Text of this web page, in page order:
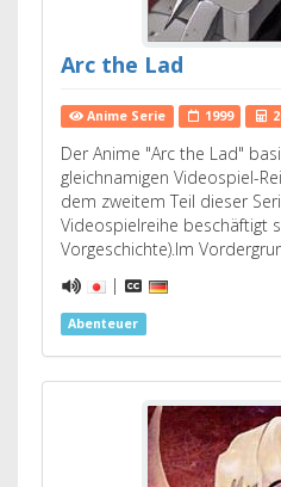
Arc the Lad
Anime Serie 1999
Der Anime "Arc the Lad"
gleichnamigen Videospiel-
dem zweitem Teil dieser
Videospielreihe beschäftigt
Vorgeschichte).Im
|
Abenteuer